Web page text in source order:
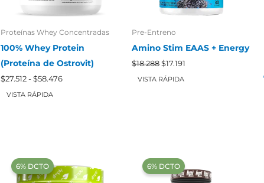
Proteínas Whey Concentradas
100% Whey Protein
(Proteína de Ostrovit)
$27.512 - $58.476Rango
de
VISTA RÁPIDA
Pre-Entreno
Amino Stim EAAS + Energy
$18.288 El
precio
original
$17.191
VISTA RÁPIDA
‍6% DCTO‍‍ ‍6% DCTO‍‍